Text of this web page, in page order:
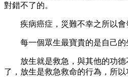
對錯不了的。
疾病癌症，災難不幸之所以會發
每一個眾生最寶貴的是自己的生
放生就是救急，與其他的功德
了，放生是救急救命的行為，所